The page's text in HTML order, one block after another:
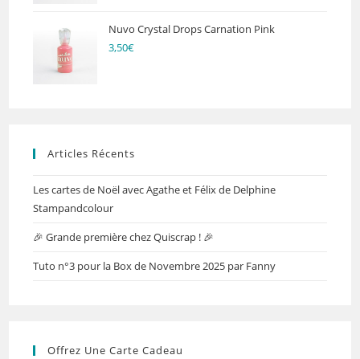
Nuvo Crystal Drops Carnation Pink
3,50€
Articles Récents
Les cartes de Noël avec Agathe et Félix de Delphine
Stampandcolour
🎉 Grande première chez Quiscrap ! 🎉
Tuto n°3 pour la Box de Novembre 2025 par Fanny
Offrez Une Carte Cadeau